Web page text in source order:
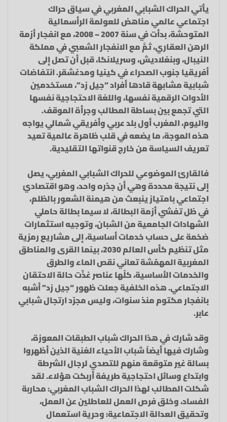
يأتي الحراك الشبابي المغربي في سياق حراك
اجتماعي عالمي مناهض للعولمة الرأسمالية
المتوحشة، بدأت في سنة 2007 – 2008، مع انفجار أزمة
الرهن العقاري، ثمَّ مع الانفجار الشعبي في مملكة
النيبال، وبنغلاديش، وسريلانكا، قبل أن تصل إلى
أفريقيا جنوب الصحراء في كينيا ومدغشقر. انتفاضات
شبابية مشابهة قادها أفراد “جيل زد”، مستخدمين
الأدوات الرقمية نفسها، واللغة الاحتجاجية نفسها
التي تجمع بين بساطة المطالب وجرأة الموقف.
واليوم، المغرب أول بلد عربي وأفريقي شمالي يواجه
هذه الموجة، ما يضعه في قلب ظاهرة عالمية تعيد
تعريف السياسة من خارج قنواتها التقليدية.
فالقارئ الموضوعي للحراك الشبابي المغربي، يصل
إلى نتيجة محددة وهي أن جذره واحد، وهو اقتصاديّ
اجتماعي بامتياز ينبعث من هيمنة الشعور بالظلم،
في ظل تفشي أزمة البطالة، لا سيما بطالة حاملي
الشهادات الجامعية من الشبان، وتوجيه استثمارات
ضخمة على حساب خدمات أساسية، إلى مشاريع رمزية
مثل تنظيم كأس العالم 2030، بينما القرى والمناطق
المغربية المهمّشة تعاني نقص الماء والطرق
والخدمات الأساسية، كلّها عناصر غذّت حالة الاحتقان
الاجتماعي. هذه الخلفية جعلت ظهور “جيل زد” أشبه
بانفجار مكتوم منذ سنوات، وليس مجرّد ارتجال شبابي
عابر.
وقد شارك في هذا الحراك شباب الطبقات المعوزة،
وشارك فيها أيضاً شباب الأحياء الغنية الذين أظهروا
بسالة غير متوقعة منهم للتصدي لرجال الشرطة
وابتداع وسائل احتجاجية طريفة أربكت هؤلاء. لقد
شكلت المطالب لهذا الحراك الشباب المغربي: محاربة
الفساد، وخلق فرص العمل للعاطلين عن العمل،
وتحقيق العدالة الاجتماعية: وحرية استعمال